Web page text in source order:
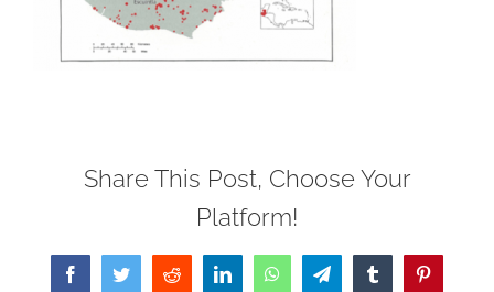
Share This Post, Choose Your
Platform!
FacebookTwitterReddit LinkedInWhatsAppTelegramTumblrPinterest